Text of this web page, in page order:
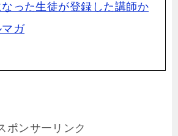
った生徒が登録した講師か
ガ
ポンサーリンク